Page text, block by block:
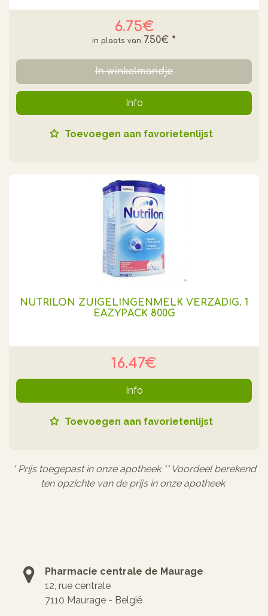
6.75€
7.50€ *
In winkelmandje
Info
Toevoegen aan favorietenlijst
NUTRILON ZUIGELINGENMELK VERZADIG. 1
EAZYPACK 800G
16.47€
Info
Toevoegen aan favorietenlijst
* Prijs toegepast in onze apotheek ** Voordeel berekend
ten opzichte van de prijs in onze apotheek
Pharmacie centrale de Maurage
12, rue centrale
7110 Maurage - België